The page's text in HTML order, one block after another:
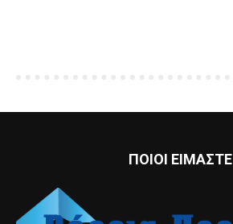
ΠΟΙΟΙ ΕΙΜΑΣΤΕ